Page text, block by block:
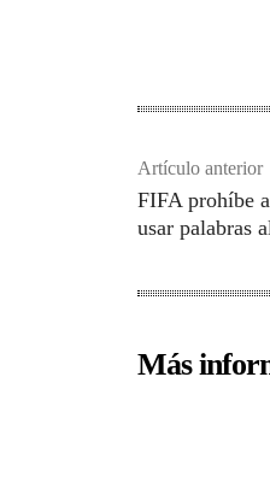
Artículo anterior
FIFA prohíbe
usar palabras
Más